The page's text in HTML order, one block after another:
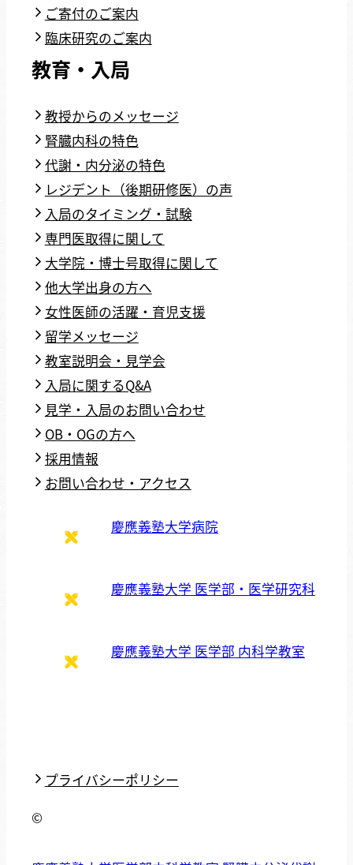
ご寄付のご案内
臨床研究のご案内
教育・入局
教授からのメッセージ
腎臓内科の特色
代謝・内分泌の特色
レジデント（後期研修医）の声
入局のタイミング・試験
専門医取得に関して
大学院・博士号取得に関して
他大学出身の方へ
女性医師の活躍・育児支援
留学メッセージ
教室説明会・見学会
入局に関するQ&A
見学・入局のお問い合わせ
OB・OGの方へ
採用情報
お問い合わせ・アクセス
慶應義塾大学病院
慶應義塾大学 医学部・医学研究科
慶應義塾大学 医学部 内科学教室
プライバシーポリシー
©